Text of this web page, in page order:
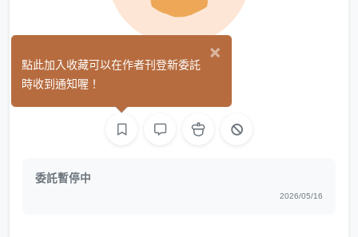
marsky
委託暫停中
2026/05/16
×
點此加入收藏可以在作者刊登新委託
時收到通知喔！